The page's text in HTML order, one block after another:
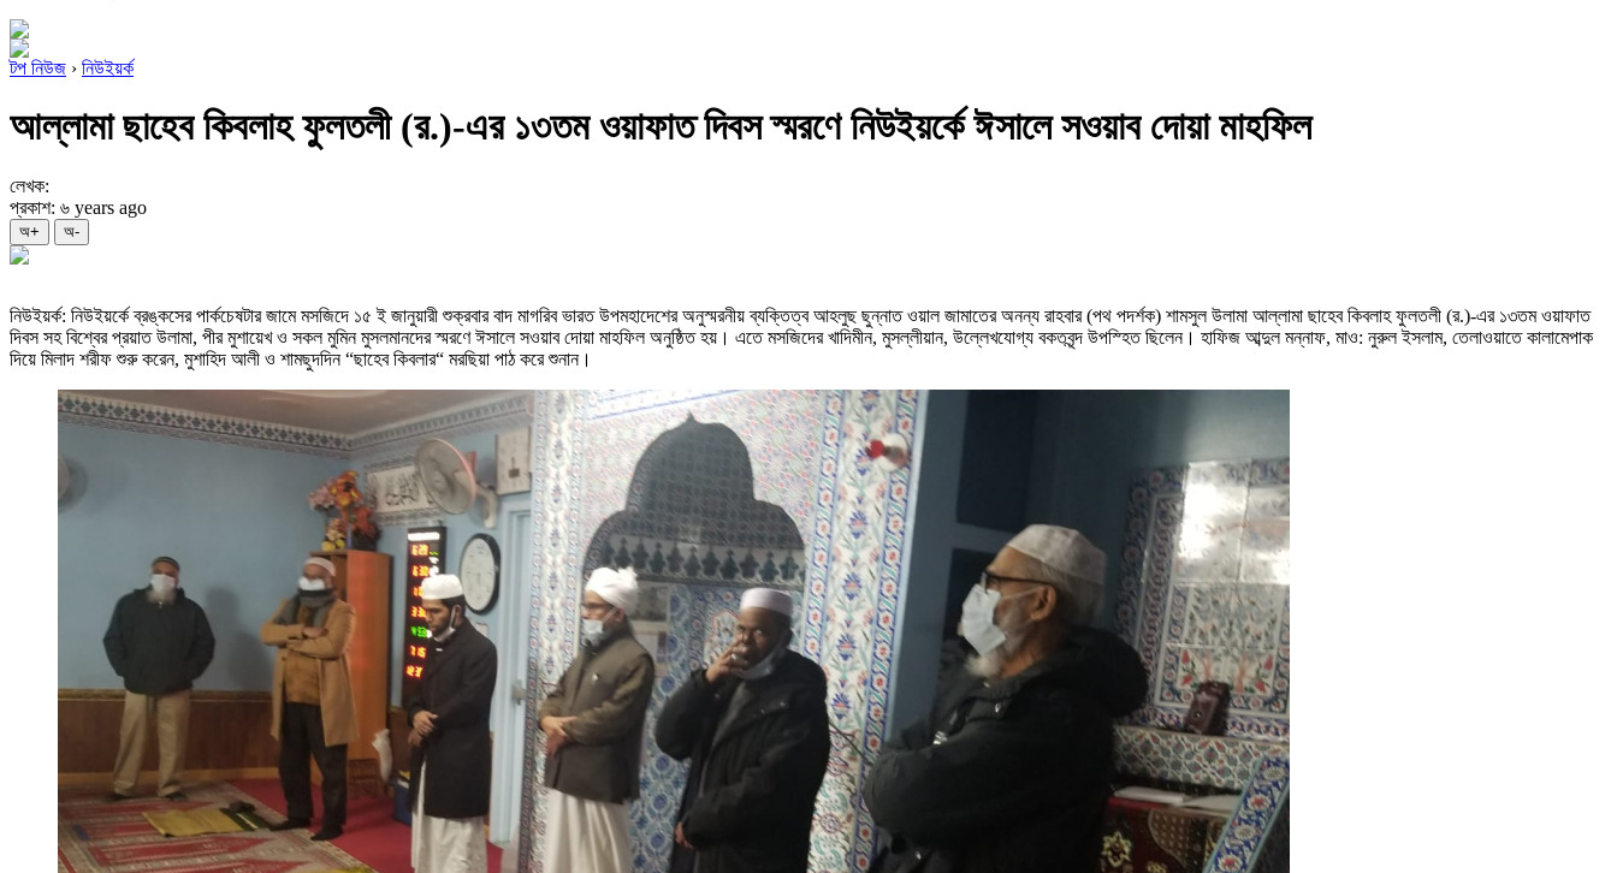
টপ নিউজ › নিউইয়র্ক
আল্লামা ছাহেব কিবলাহ ফুলতলী (র.)-এর ১৩তম ওয়াফাত দিবস স্মরণে নিউইয়র্কে ঈসালে সওয়াব দোয়া মাহফিল
লেখক:
প্রকাশ: ৬ years ago
অ+ অ-
নিউইয়র্ক: নিউইয়র্কে ব্রঙ্কসের পার্কচেষটার জামে মসজিদে ১৫ ই জানুয়ারী শুক্রবার বাদ মাগরিব ভারত উপমহাদেশের অনুস্মরনীয় ব্যক্তিত্ব আহলুছ ছুন্নাত ওয়াল জামাতের অনন্য রাহবার (পথ পদর্শক) শামসুল উলামা আল্লামা ছাহেব কিবলাহ ফুলতলী (র.)-এর ১৩তম ওয়াফাত
দিবস সহ বিশ্বের প্রয়াত উলামা, পীর মুশায়েখ ও সকল মুমিন মুসলমানদের স্মরণে ঈসালে সওয়াব দোয়া মাহফিল অনুষ্ঠিত হয়। এতে মসজিদের খাদিমীন, মুসল্লীয়ান, উল্লেখযোগ্য বকতবৃন্দ উপস্হিত ছিলেন। হাফিজ আব্দুল মন্নাফ, মাও: নুরুল ইসলাম, তেলাওয়াতে কালামেপাক
দিয়ে মিলাদ শরীফ শুরু করেন, মুশাহিদ আলী ও শামছুদদিন “ছাহেব কিবলার“ মরছিয়া পাঠ করে শুনান।